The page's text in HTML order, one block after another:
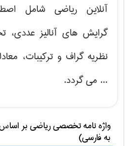
آنلاین ریاضی شامل
گرایش های آنالیز عددی،
نظریه گراف و تركیبات،
... می گردد.
واژه نامه تخصصیرياضیبر
به فارسی)